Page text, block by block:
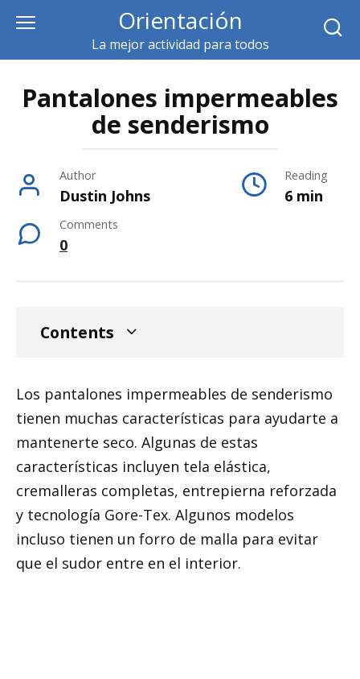
content
Orientación
La mejor actividad para todos
Pantalones impermeables
de senderismo
Author
Dustin Johns
Reading
6 min
Comments
0
Contents
Los pantalones impermeables de senderismo
tienen muchas características para ayudarte a
mantenerte seco. Algunas de estas
características incluyen tela elástica,
cremalleras completas, entrepierna reforzada
y tecnología Gore-Tex. Algunos modelos
incluso tienen un forro de malla para evitar
que el sudor entre en el interior.